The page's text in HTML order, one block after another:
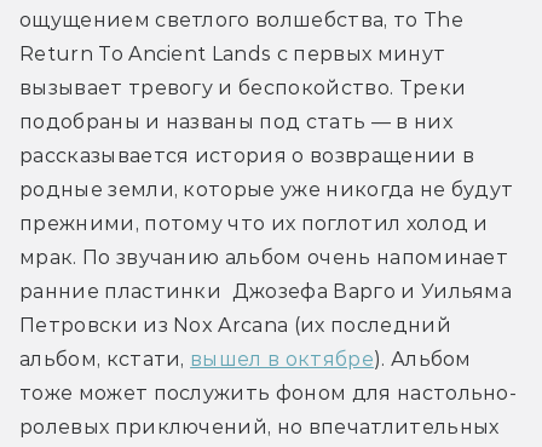
ощущением светлого волшебства, то The
Return To Ancient Lands с первых минут
вызывает тревогу и беспокойство. Треки
подобраны и названы под стать — в них
рассказывается история о возвращении в
родные земли, которые уже никогда не будут
прежними, потому что их поглотил холод и
мрак. По звучанию альбом очень напоминает
ранние пластинки  Джозефа Варго и Уильяма
Петровски из Nox Arcana (их последний
альбом, кстати, вышел в октябре). Альбом
тоже может послужить фоном для настольно-
ролевых приключений, но впечатлительных